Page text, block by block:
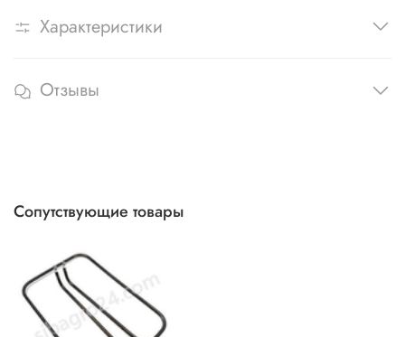
Характеристики
Отзывы
Сопутствующие товары